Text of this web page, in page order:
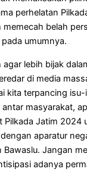
perhelatan
belah
umumnya.
agar lebih bijak
di media
kita terpancing
masyarakat,
Pilkada Jatim 2024
aparatur
Bawaslu. Jangan
adanya